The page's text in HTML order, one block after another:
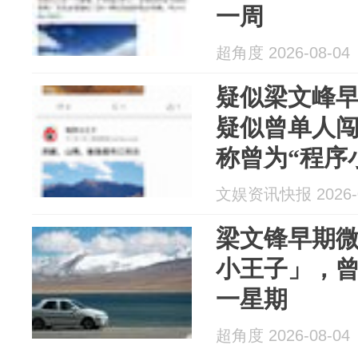
一周
超角度 2026-08-04
疑似梁文峰
疑似曾单人
称曾为“程序
文娱资讯快报
梁文锋早期
小王子」，
一星期
超角度 2026-08-04